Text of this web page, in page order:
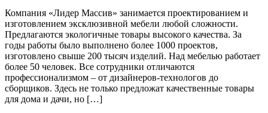
Компания «Лидер Массив» занимается проектированием и
изготовлением эксклюзивной мебели любой сложности.
Предлагаются экологичные товары высокого качества. За
годы работы было выполнено более 1000 проектов,
изготовлено свыше 200 тысяч изделий. Над мебелью работает
более 50 человек. Все сотрудники отличаются
профессионализмом – от дизайнеров-технологов до
сборщиков. Здесь не только предложат качественные товары
для дома и дачи, но […]